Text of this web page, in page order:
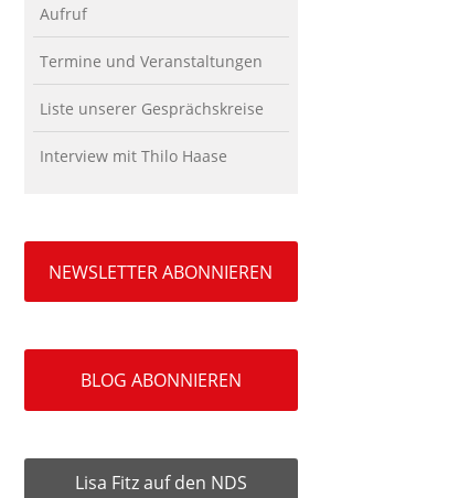
Aufruf
Termine und Veranstaltungen
Liste unserer Gesprächskreise
Interview mit Thilo Haase
NEWSLETTER ABONNIEREN
BLOG ABONNIEREN
Lisa Fitz auf den NDS